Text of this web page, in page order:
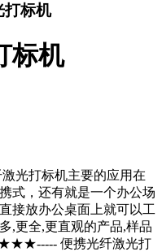
打标机
标机
光打标机主要的应用在
式，还有就是一个办公场
接放办公桌面上就可以工
全,更直观的产品,样品
便携光纤激光打